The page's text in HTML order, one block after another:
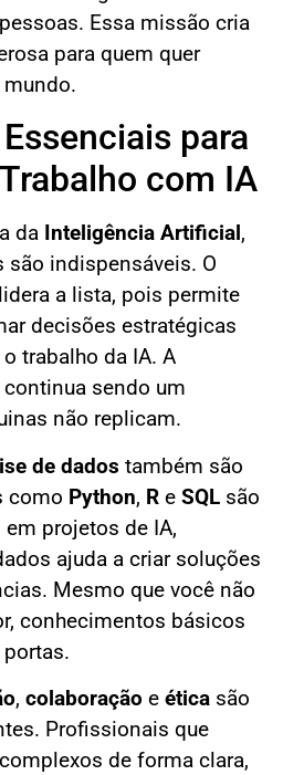
Essa missão cria
para quem quer
para
com IA
da Inteligência Artificial ,
são indispensáveis. O
lidera a lista, pois permite
decisões estratégicas
trabalho da IA. A
sendo um
não replicam.
de dados também são
como Python, R e SQL são
projetos de IA,
ajuda a criar soluções
Mesmo que você não
conhecimentos básicos
, colaboração e ética são
Profissionais que
de forma clara,